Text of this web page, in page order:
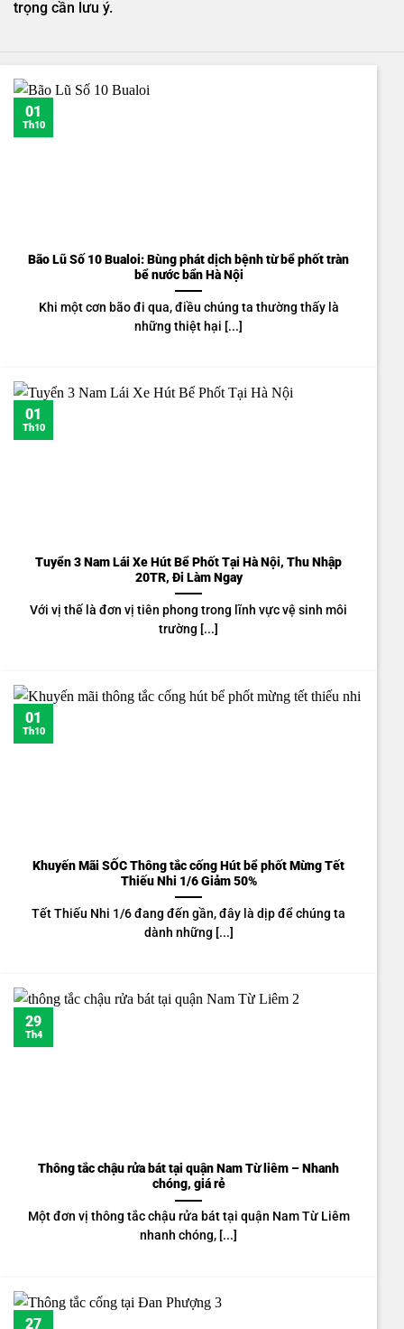
trọng cần lưu ý.
Bão Lũ Số 10 Bualoi: Bùng phát dịch bệnh từ bể phốt tràn
bể nước bẩn Hà Nội
Khi một cơn bão đi qua, điều chúng ta thường thấy là
những thiệt hại [...]
01
Th10
Tuyển 3 Nam Lái Xe Hút Bể Phốt Tại Hà Nội, Thu Nhập
20TR, Đi Làm Ngay
Với vị thế là đơn vị tiên phong trong lĩnh vực vệ sinh môi
trường [...]
01
Th10
Khuyến Mãi SỐC Thông tắc cống Hút bể phốt Mừng Tết
Thiếu Nhi 1/6 Giảm 50%
Tết Thiếu Nhi 1/6 đang đến gần, đây là dịp để chúng ta
dành những [...]
01
Th10
Thông tắc chậu rửa bát tại quận Nam Từ liêm – Nhanh
chóng, giá rẻ
Một đơn vị thông tắc chậu rửa bát tại quận Nam Từ Liêm
nhanh chóng, [...]
29
Th4
27